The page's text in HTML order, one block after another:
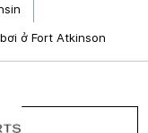
ở Fort Atkinson